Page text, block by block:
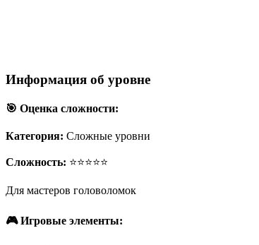
Информация об уровне
🎯 Оценка сложности:
Категория: Сложные уровни
Сложность: ⭐⭐⭐⭐⭐
Для мастеров головоломок
🎮 Игровые элементы: